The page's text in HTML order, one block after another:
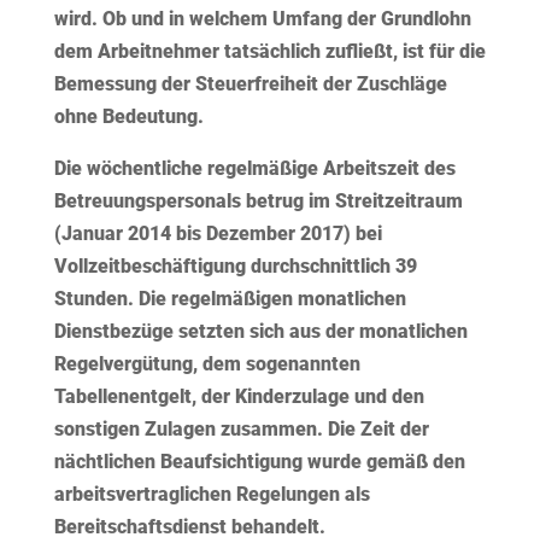
wird. Ob und in welchem Umfang der Grundlohn
dem Arbeitnehmer tatsächlich zufließt, ist für die
Bemessung der Steuerfreiheit der Zuschläge
ohne Bedeutung.
Die wöchentliche regelmäßige Arbeitszeit des
Betreuungspersonals betrug im Streitzeitraum
(Januar 2014 bis Dezember 2017) bei
Vollzeitbeschäftigung durchschnittlich 39
Stunden. Die regelmäßigen monatlichen
Dienstbezüge setzten sich aus der monatlichen
Regelvergütung, dem sogenannten
Tabellenentgelt, der Kinderzulage und den
sonstigen Zulagen zusammen. Die Zeit der
nächtlichen Beaufsichtigung wurde gemäß den
arbeitsvertraglichen Regelungen als
Bereitschaftsdienst behandelt.